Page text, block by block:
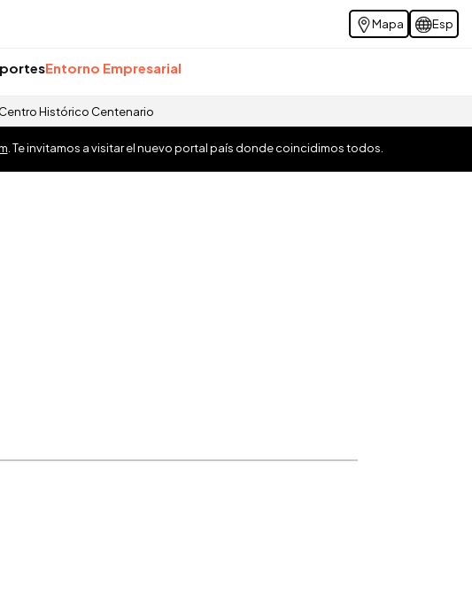
Mapa Esp
Entorno Empresarial
Centro Histórico Centenario
. Te invitamos a visitar el nuevo portal país donde coincidimos todos.